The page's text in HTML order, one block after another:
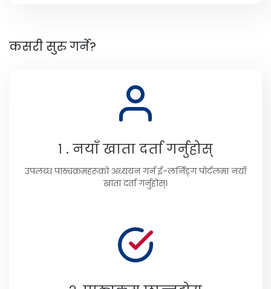
कसरी सुरु गर्ने?
१ . नयाँ खाता दर्ता गर्नुहोस्
उपलब्ध पाठ्यक्रमहरूको अध्ययन गर्न ई-लर्निंङ्ग पोर्टलमा नयाँ
खाता दर्ता गर्नुहोस्।